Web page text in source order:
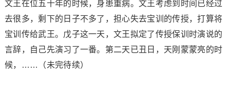
文王在位五十年的时候，身患重病。文王考虑到时间已经过
去很多，剩下的日子不多了，担心失去宝训的传授，打算将
宝训传给武王。戊子这一天，文王拟定了传授保训时演说的
言辞，自己先演习了一番。第二天已丑日，天刚蒙蒙亮的时
候，……（未完待续）